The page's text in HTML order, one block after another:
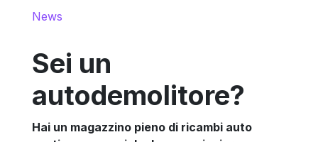
News
Sei un
autodemolitore?
Hai un magazzino pieno di ricambi auto